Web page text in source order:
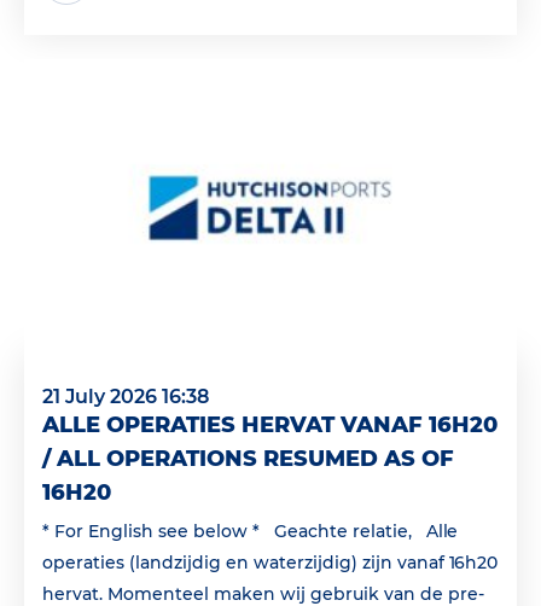
21 July 2026 16:38
ALLE OPERATIES HERVAT VANAF 16H20
/ ALL OPERATIONS RESUMED AS OF
16H20
* For English see below * Geachte relatie, Alle
operaties (landzijdig en waterzijdig) zijn vanaf 16h20
hervat. Momenteel maken wij gebruik van de pre-